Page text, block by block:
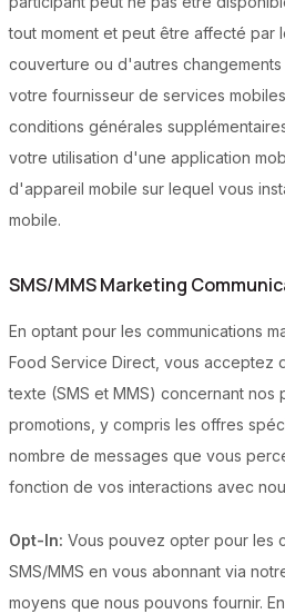
tout moment et peut être affecté par
couverture ou d'autres
votre fournisseur de services
conditions générales
votre utilisation d'une application
d'appareil mobile sur lequel vous
mobile.
SMS/MMS Marketing
En optant pour les communications
Food Service Direct, vous acceptez
texte (SMS et MMS) concernant nos
promotions, y compris les offres
nombre de messages que vous
fonction de vos interactions avec
Opt-In: Vous pouvez opter pour les
SMS/MMS en vous abonnant via
moyens que nous pouvons fournir.